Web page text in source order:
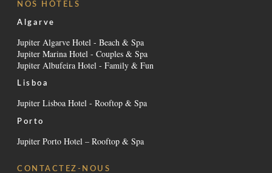
NOS HÔTELS
Algarve
Jupiter Algarve Hotel - Beach & Spa
Jupiter Marina Hotel - Couples & Spa
Jupiter Albufeira Hotel - Family & Fun
Lisboa
Jupiter Lisboa Hotel - Rooftop & Spa
Porto
Jupiter Porto Hotel – Rooftop & Spa
CONTACTEZ-NOUS